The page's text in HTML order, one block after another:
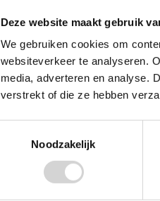
Deze website maakt gebruik
We gebruiken cookies om
websiteverkeer te analyseren.
media, adverteren en analyse.
verstrekt of die ze hebben
Noodzakelijk